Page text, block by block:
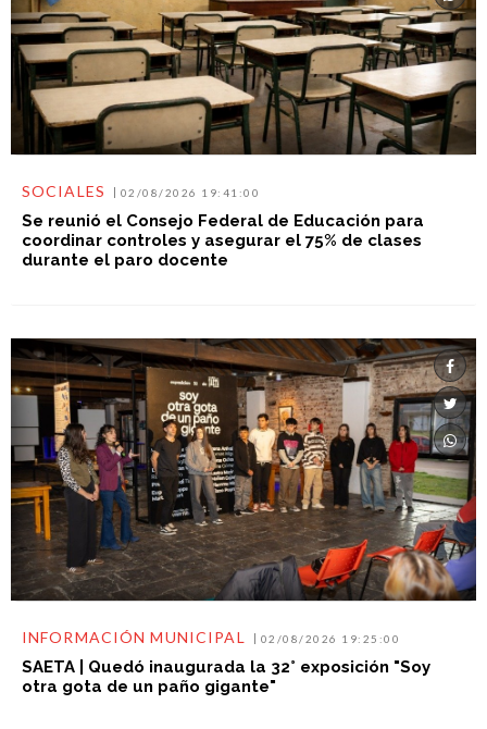
SOCIALES 02/08/2026 19:41:00
Se reunió el Consejo Federal de Educación para
coordinar controles y asegurar el 75% de clases
durante el paro docente
INFORMACIÓN MUNICIPAL 02/08/2026 19:25:00
SAETA | Quedó inaugurada la 32° exposición "Soy
otra gota de un paño gigante"